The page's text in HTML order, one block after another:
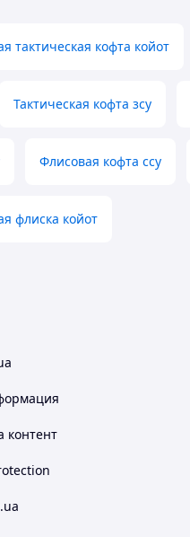
тактическая кофта койот
Тактическая кофта зсу
Флисовая кофта ссу
флиска койот
контент